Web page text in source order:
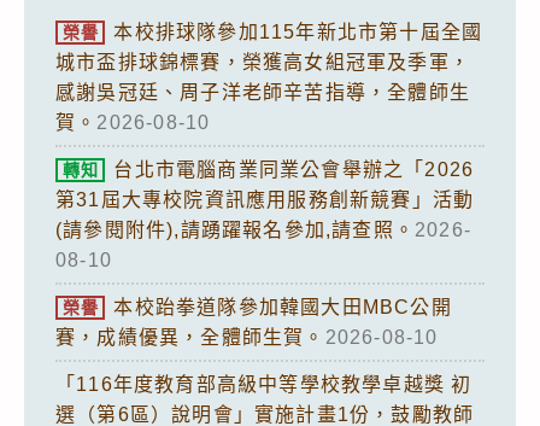
榮譽
本校排球隊參加115年新北市第十屆全國
城市盃排球錦標賽，榮獲高女組冠軍及季軍，
感謝吳冠廷、周子洋老師辛苦指導，全體師生
賀。 2026-08-10
轉知
台北市電腦商業同業公會舉辦之「2026
第31屆大專校院資訊應用服務創新競賽」活動
(請參閱附件),請踴躍報名參加,請查照。 2026-
08-10
榮譽
本校跆拳道隊參加韓國大田MBC公開
賽，成績優異，全體師生賀。 2026-08-10
「116年度教育部高級中等學校教學卓越獎 初
選（第6區）說明會」實施計畫1份，鼓勵教師